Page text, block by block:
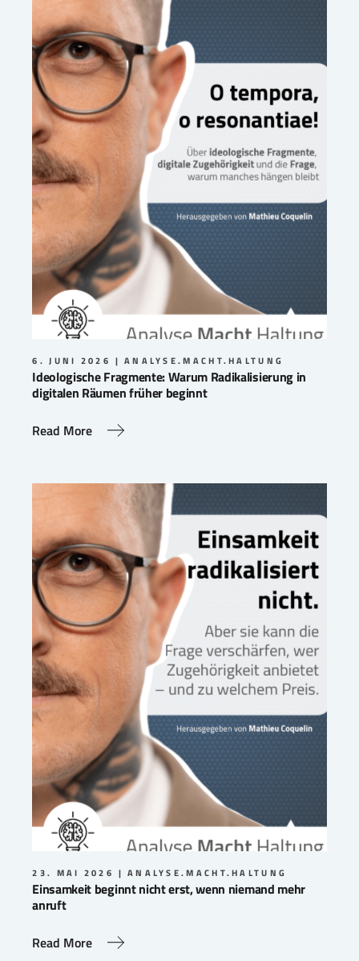
6. JUNI 2026 ANALYSE.MACHT.HALTUNG
Ideologische Fragmente: Warum Radikalisierung in
digitalen Räumen früher beginnt
Read More
23. MAI 2026 ANALYSE.MACHT.HALTUNG
Einsamkeit beginnt nicht erst, wenn niemand mehr
anruft
Read More